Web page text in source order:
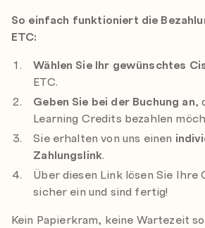
So einfach funktioniert die
ETC:
Wählen Sie Ihr gewünschtes
ETC.
Geben Sie bei der Buchung an,
Learning Credits bezahlen
Sie erhalten von uns einen
Zahlungslink.
Über diesen Link lösen Sie Ihre
sicher ein und sind fertig!
Kein Papierkram, keine Wartezeit